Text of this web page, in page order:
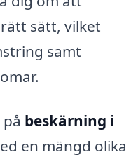
sätt, vilket
samt
beskärning i
en mängd olika